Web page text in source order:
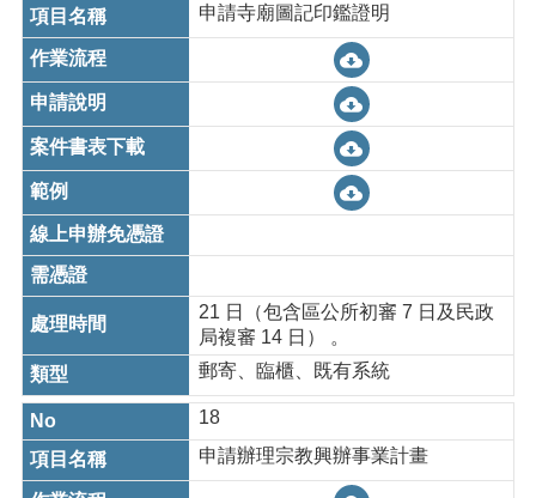
申請寺廟圖記印鑑證明
21 日（包含區公所初審 7 日及民政
局複審 14 日） 。
郵寄、臨櫃、既有系統
18
申請辦理宗教興辦事業計畫